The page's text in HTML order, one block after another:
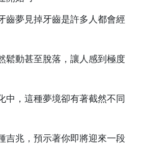
齒夢見掉牙齒是許多人都會經
鬆動甚至脫落，讓人感到極度
中，這種夢境卻有著截然不同
吉兆，預示著你即將迎來一段